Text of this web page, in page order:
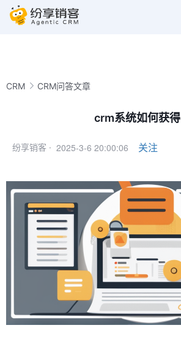
CRM CRM问答文章
crm系统如何获得
纷享销客 · 2025-3-6 20:00:06 关注